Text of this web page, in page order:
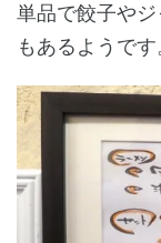
単品で餃子や
もあるようです